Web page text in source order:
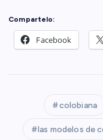
Compartelo:
Facebook
colobiana
las modelos de